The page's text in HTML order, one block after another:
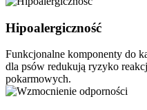
Hipoalergiczność
Funkcjonalne komponenty do
dla psów redukują ryzyko
pokarmowych.